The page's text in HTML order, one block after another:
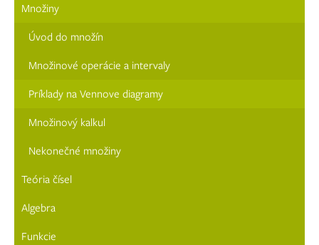
Množiny
Úvod do množín
Množinové operácie a intervaly
Príklady na Vennove diagramy
Množinový kalkul
Nekonečné množiny
Teória čísel
Algebra
Funkcie